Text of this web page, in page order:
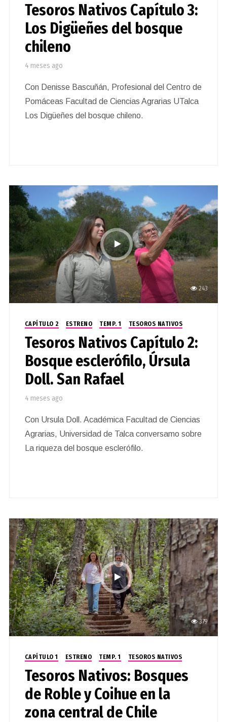
Tesoros Nativos Capítulo 3:
Los Digüeñes del bosque
chileno
4 meses ago
Con Denisse Bascuñán, Profesional del Centro de
Pomáceas Facultad de Ciencias Agrarias UTalca
Los Digüeñes del bosque chileno.
243
CAPÍTULO 2 ESTRENO TEMP. 1 TESOROS NATIVOS
Tesoros Nativos Capítulo 2:
Bosque esclerófilo, Úrsula
Doll. San Rafael
4 meses ago
Con Ursula Doll. Académica Facultad de Ciencias
Agrarias, Universidad de Talca conversamo sobre
La riqueza del bosque esclerófilo.
379
CAPÍTULO 1 ESTRENO TEMP. 1 TESOROS NATIVOS
Tesoros Nativos: Bosques
de Roble y Coihue en la
zona central de Chile